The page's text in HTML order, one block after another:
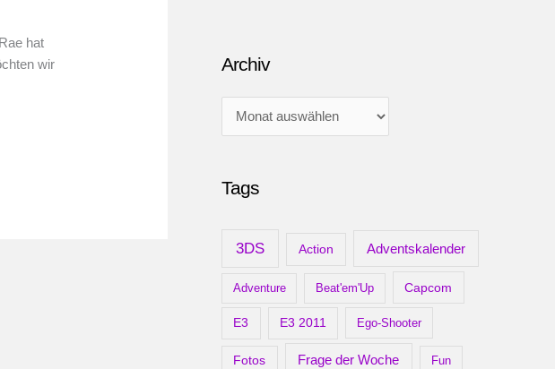
hat
wir
Archiv
r
Tags
3DS Action Adventskalender
Adventure Beat'em'Up Capcom
E3 E3 2011 Ego-Shooter
Fotos Frage der Woche Fun